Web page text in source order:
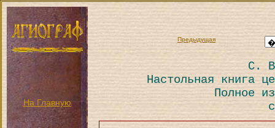
На Главную
Предыдущая
С.
Настольная книга
Полное